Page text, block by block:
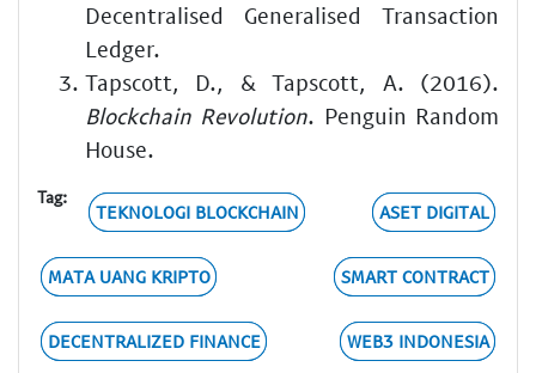
Decentralised Generalised Transaction
Ledger.
Tapscott, D., & Tapscott, A. (2016).
Blockchain Revolution. Penguin Random
House.
Tag:
TEKNOLOGI BLOCKCHAIN ASET DIGITAL
MATA UANG KRIPTO SMART CONTRACT
DECENTRALIZED FINANCE WEB3 INDONESIA